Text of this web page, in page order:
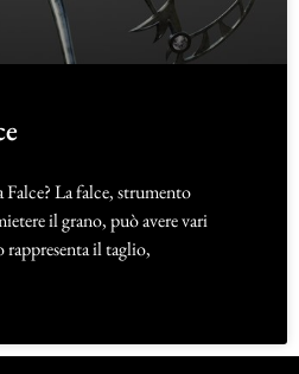
Falce? La falce, strumento
il grano, può avere vari
rappresenta il taglio,